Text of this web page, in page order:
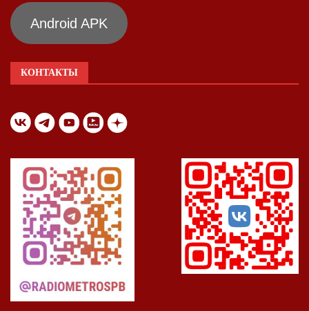
Android APK
КОНТАКТЫ